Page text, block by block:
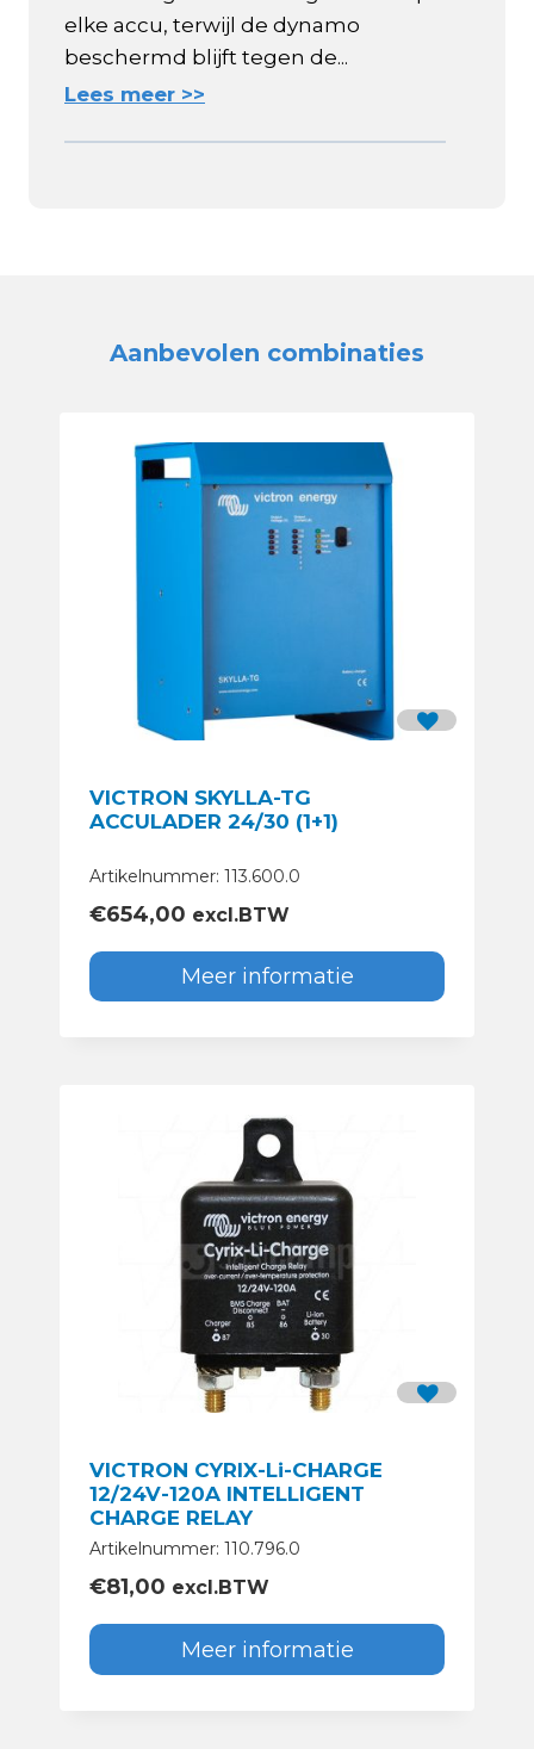
elke accu, terwijl de dynamo
beschermd blijft tegen de...
Lees meer >>
Aanbevolen combinaties
VICTRON SKYLLA-TG
ACCULADER 24/30 (1+1)
Artikelnummer: 113.600.0
€654,00 excl.BTW
Meer informatie
VICTRON CYRIX-Li-CHARGE
12/24V-120A INTELLIGENT
CHARGE RELAY
Artikelnummer: 110.796.0
€81,00 excl.BTW
Meer informatie